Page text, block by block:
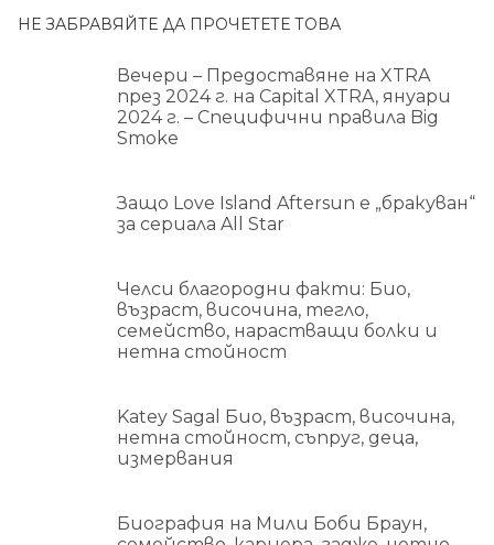
НЕ ЗАБРАВЯЙТЕ ДА ПРОЧЕТЕТЕ ТОВА
Вечери – Предоставяне на XTRA
през 2024 г. на Capital XTRA, януари
2024 г. – Специфични правила Big
Smoke
Защо Love Island Aftersun е „бракуван“
за сериала All Star
Челси благородни факти: Био,
възраст, височина, тегло,
семейство, нарастващи болки и
нетна стойност
Katey Sagal Био, възраст, височина,
нетна стойност, съпруг, деца,
измервания
Биография на Мили Боби Браун,